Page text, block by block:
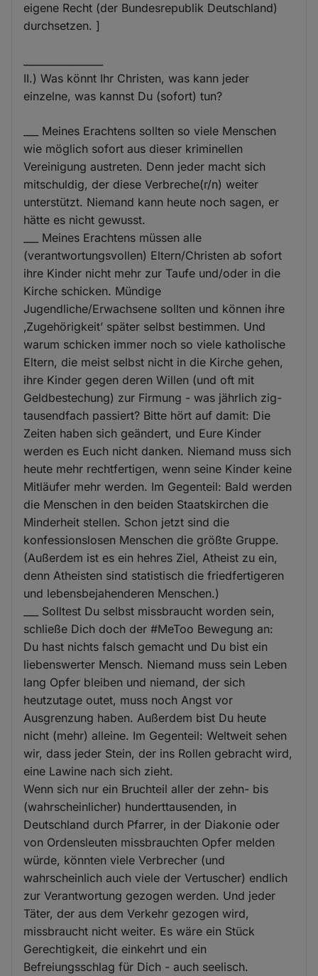
eigene Recht (der Bundesrepublik Deutschland)
durchsetzen. ]
II.) Was könnt Ihr Christen, was kann jeder
einzelne, was kannst Du (sofort) tun?
___ Meines Erachtens sollten so viele Menschen
wie möglich sofort aus dieser kriminellen
Vereinigung austreten. Denn jeder macht sich
mitschuldig, der diese Verbreche(r/n) weiter
unterstützt. Niemand kann heute noch sagen, er
hätte es nicht gewusst.
___ Meines Erachtens müssen alle
(verantwortungsvollen) Eltern/Christen ab sofort
ihre Kinder nicht mehr zur Taufe und/oder in die
Kirche schicken. Mündige
Jugendliche/Erwachsene sollten und können ihre
‚Zugehörigkeit’ später selbst bestimmen. Und
warum schicken immer noch so viele katholische
Eltern, die meist selbst nicht in die Kirche gehen,
ihre Kinder gegen deren Willen (und oft mit
Geldbestechung) zur Firmung - was jährlich zig-
tausendfach passiert? Bitte hört auf damit: Die
Zeiten haben sich geändert, und Eure Kinder
werden es Euch nicht danken. Niemand muss sich
heute mehr rechtfertigen, wenn seine Kinder keine
Mitläufer mehr werden. Im Gegenteil: Bald werden
die Menschen in den beiden Staatskirchen die
Minderheit stellen. Schon jetzt sind die
konfessionslosen Menschen die größte Gruppe.
(Außerdem ist es ein hehres Ziel, Atheist zu ein,
denn Atheisten sind statistisch die friedfertigeren
und lebensbejahenderen Menschen.)
___ Solltest Du selbst missbraucht worden sein,
schließe Dich doch der #MeToo Bewegung an:
Du hast nichts falsch gemacht und Du bist ein
liebenswerter Mensch. Niemand muss sein Leben
lang Opfer bleiben und niemand, der sich
heutzutage outet, muss noch Angst vor
Ausgrenzung haben. Außerdem bist Du heute
nicht (mehr) alleine. Im Gegenteil: Weltweit sehen
wir, dass jeder Stein, der ins Rollen gebracht wird,
eine Lawine nach sich zieht.
Wenn sich nur ein Bruchteil aller der zehn- bis
(wahrscheinlicher) hunderttausenden, in
Deutschland durch Pfarrer, in der Diakonie oder
von Ordensleuten missbrauchten Opfer melden
würde, könnten viele Verbrecher (und
wahrscheinlich auch viele der Vertuscher) endlich
zur Verantwortung gezogen werden. Und jeder
Täter, der aus dem Verkehr gezogen wird,
missbraucht nicht weiter. Es wäre ein Stück
Gerechtigkeit, die einkehrt und ein
Befreiungsschlag für Dich - auch seelisch.